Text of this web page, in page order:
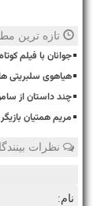
تازه ترین
جوانان با فیلم
هیاهوی سلبریتی
چند داستان از
مریم همتیان
نظرات
نام: